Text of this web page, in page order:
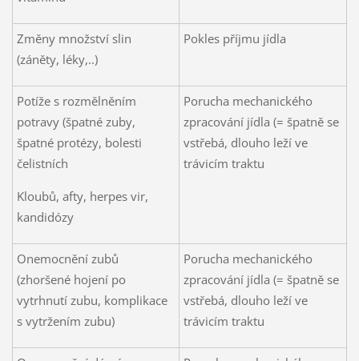
Změny množství slin
(záněty, léky,..)
Pokles příjmu jídla
Potíže s rozmělněním
potravy (špatné zuby,
špatné protézy, bolesti
čelistních
Kloubů, afty, herpes vir,
kandidózy
Porucha mechanického
zpracování jídla (= špatně se
vstřebá, dlouho leží ve
trávicím traktu
Onemocnění zubů
(zhoršené hojení po
vytrhnutí zubu, komplikace
s vytržením zubu)
Porucha mechanického
zpracování jídla (= špatně se
vstřebá, dlouho leží ve
trávicím traktu